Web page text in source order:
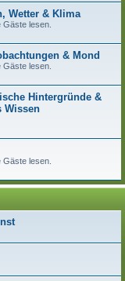
Wetter & Klima
Gäste lesen.
& Mond
Gäste lesen.
Hintergründe &
Wissen
Gäste lesen.